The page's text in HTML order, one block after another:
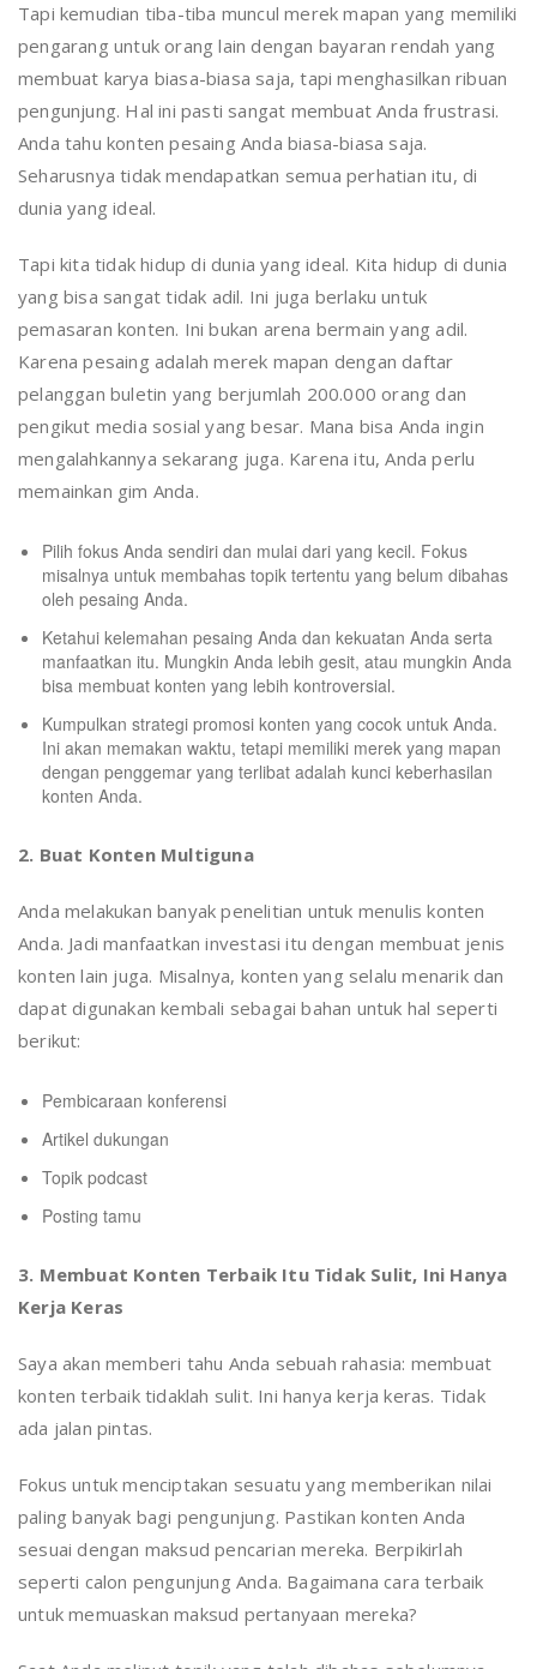
Tapi kemudian tiba-tiba muncul merek mapan yang memiliki
pengarang untuk orang lain dengan bayaran rendah yang
membuat karya biasa-biasa saja, tapi menghasilkan ribuan
pengunjung. Hal ini pasti sangat membuat Anda frustrasi.
Anda tahu konten pesaing Anda biasa-biasa saja.
Seharusnya tidak mendapatkan semua perhatian itu, di
dunia yang ideal.
Tapi kita tidak hidup di dunia yang ideal. Kita hidup di dunia
yang bisa sangat tidak adil. Ini juga berlaku untuk
pemasaran konten. Ini bukan arena bermain yang adil.
Karena pesaing adalah merek mapan dengan daftar
pelanggan buletin yang berjumlah 200.000 orang dan
pengikut media sosial yang besar. Mana bisa Anda ingin
mengalahkannya sekarang juga. Karena itu, Anda perlu
memainkan gim Anda.
Pilih fokus Anda sendiri dan mulai dari yang kecil. Fokus
misalnya untuk membahas topik tertentu yang belum dibahas
oleh pesaing Anda.
Ketahui kelemahan pesaing Anda dan kekuatan Anda serta
manfaatkan itu. Mungkin Anda lebih gesit, atau mungkin Anda
bisa membuat konten yang lebih kontroversial.
Kumpulkan strategi promosi konten yang cocok untuk Anda.
Ini akan memakan waktu, tetapi memiliki merek yang mapan
dengan penggemar yang terlibat adalah kunci keberhasilan
konten Anda.
2. Buat Konten Multiguna
Anda melakukan banyak penelitian untuk menulis konten
Anda. Jadi manfaatkan investasi itu dengan membuat jenis
konten lain juga. Misalnya, konten yang selalu menarik dan
dapat digunakan kembali sebagai bahan untuk hal seperti
berikut:
Pembicaraan konferensi
Artikel dukungan
Topik podcast
Posting tamu
3. Membuat Konten Terbaik Itu Tidak Sulit, Ini Hanya
Kerja Keras
Saya akan memberi tahu Anda sebuah rahasia: membuat
konten terbaik tidaklah sulit. Ini hanya kerja keras. Tidak
ada jalan pintas.
Fokus untuk menciptakan sesuatu yang memberikan nilai
paling banyak bagi pengunjung. Pastikan konten Anda
sesuai dengan maksud pencarian mereka. Berpikirlah
seperti calon pengunjung Anda. Bagaimana cara terbaik
untuk memuaskan maksud pertanyaan mereka?